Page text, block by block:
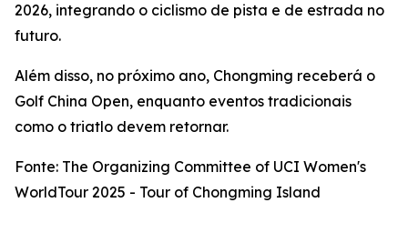
2026, integrando o ciclismo de pista e de estrada no
futuro.
Além disso, no próximo ano, Chongming receberá o
Golf China Open, enquanto eventos tradicionais
como o triatlo devem retornar.
Fonte: The Organizing Committee of UCI Women's
WorldTour 2025 - Tour of Chongming Island